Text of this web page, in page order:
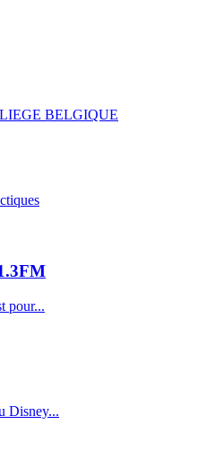
BELGIQUE
pour...
Disney...